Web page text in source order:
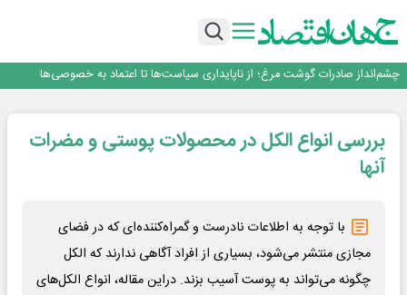
نرخ سود بانکی؛ تیغ دو لبه برای تولید و بازار سرمایه
طلسم خانه‌سازی چینی‌ها در ایران شکسته می‌شود؟
رییس‌کل بیمه مرکزی: برای حقوق مردم خط قرمز ندارم
نرخ سود بانکی؛ تیغ دو لبه برای تولید و بازار سرمایه
بررسی انواع الکل در محصولات پوستی و مضرات
آنها
با توجه به اطلاعات نادرست و گمراه‌کننده‌ای که در فضای
مجازی منتشر می‌شود، بسیاری از افراد آگاهی ندارند که الکل
چگونه می‌تواند به پوست آسیب بزند. دراین مقاله، انواع الکل‌های